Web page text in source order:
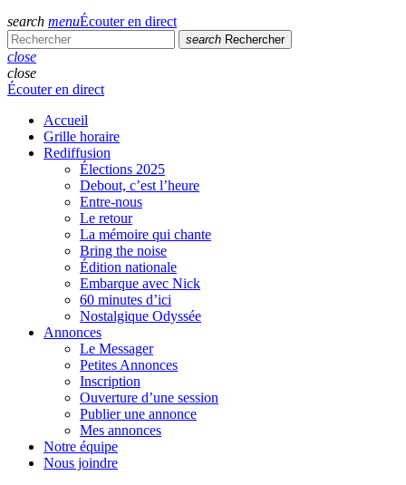
search menuÉcouter en direct
search Rechercher
close
close
Écouter en direct
Accueil
Grille horaire
Rediffusion
Élections 2025
Debout, c’est l’heure
Entre-nous
Le retour
La mémoire qui chante
Bring the noise
Édition nationale
Embarque avec Nick
60 minutes d’ici
Nostalgique Odyssée
Annonces
Le Messager
Petites Annonces
Inscription
Ouverture d’une session
Publier une annonce
Mes annonces
Notre équipe
Nous joindre